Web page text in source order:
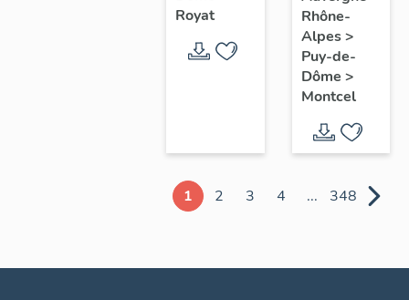
Chamalières
Royat
commune
de
Montcel
Rhône-
Alpes>
Puy-de-
Dôme >
Montcel
1 2 3 4 ... 348